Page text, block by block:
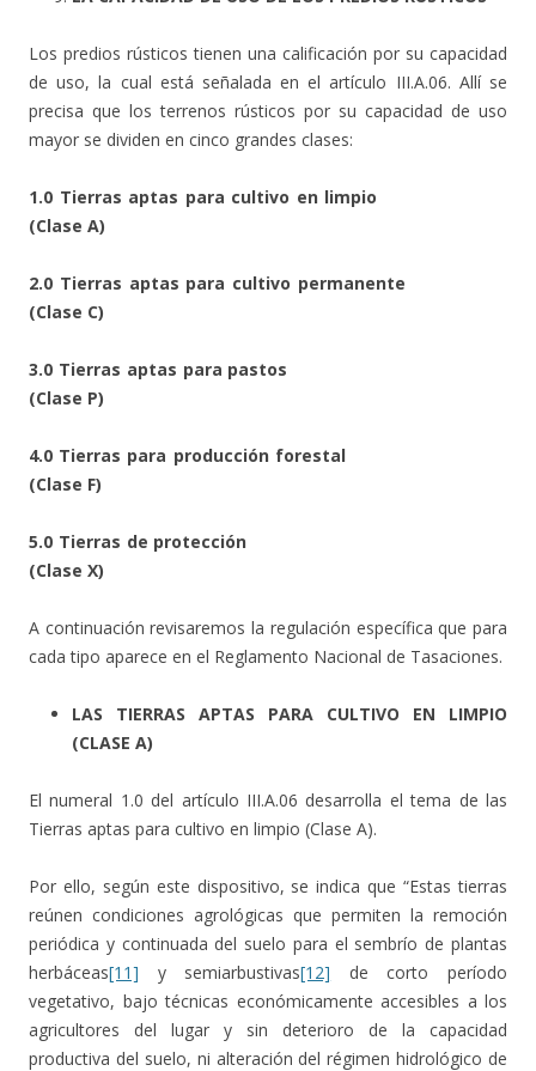
Los predios rústicos tienen una calificación por su capacidad
de uso, la cual está señalada en el artículo III.A.06. Allí se
precisa que los terrenos rústicos por su capacidad de uso
mayor se dividen en cinco grandes clases:
1.0 Tierras aptas para cultivo en limpio
(Clase A)
2.0 Tierras aptas para cultivo permanente
(Clase C)
3.0 Tierras aptas para pastos
(Clase P)
4.0 Tierras para producción forestal
(Clase F)
5.0 Tierras de protección
(Clase X)
A continuación revisaremos la regulación específica que para
cada tipo aparece en el Reglamento Nacional de Tasaciones.
LAS TIERRAS APTAS PARA CULTIVO EN LIMPIO
(CLASE A)
El numeral 1.0 del artículo III.A.06 desarrolla el tema de las
Tierras aptas para cultivo en limpio (Clase A).
Por ello, según este dispositivo, se indica que “Estas tierras
reúnen condiciones agrológicas que permiten la remoción
periódica y continuada del suelo para el sembrío de plantas
herbáceas[11] y semiarbustivas[12] de corto período
vegetativo, bajo técnicas económicamente accesibles a los
agricultores del lugar y sin deterioro de la capacidad
productiva del suelo, ni alteración del régimen hidrológico de